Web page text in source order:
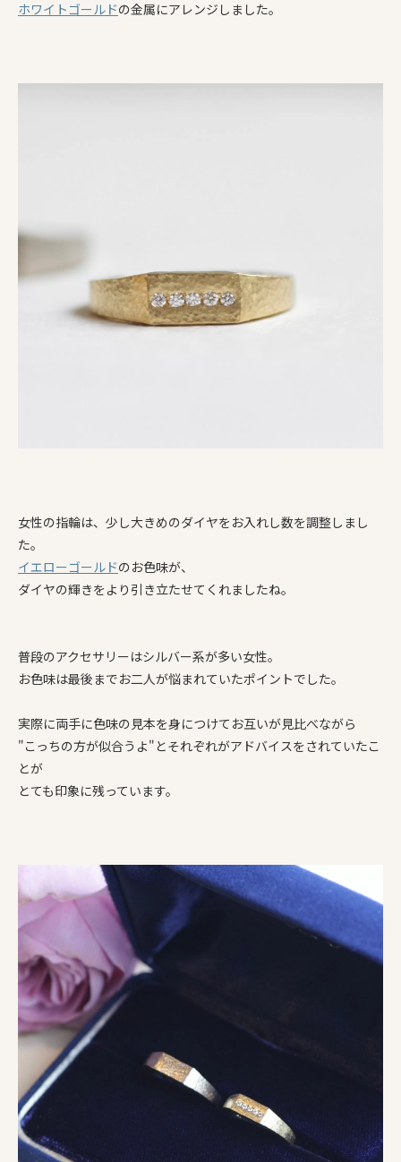
ホワイトゴールドの金属にアレンジしました。
女性の指輪は、少し大きめのダイヤをお入れし数を調整しまし
た。
イエローゴールドのお色味が、
ダイヤの輝きをより引き立たせてくれましたね。
普段のアクセサリーはシルバー系が多い女性。
お色味は最後までお二人が悩まれていたポイントでした。
実際に両手に色味の見本を身につけてお互いが見比べながら
"こっちの方が似合うよ"とそれぞれがアドバイスをされていたこ
とが
とても印象に残っています。